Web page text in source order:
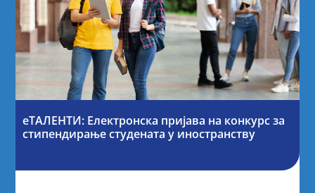
еТАЛЕНТИ: Електронска пријава на конкурс за
стипендирање студената у иностранству